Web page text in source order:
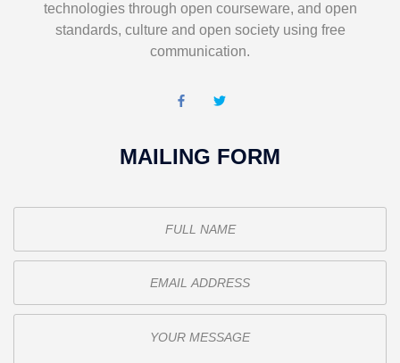
technologies through open courseware, and open
standards, culture and open society using free
communication.
MAILING FORM